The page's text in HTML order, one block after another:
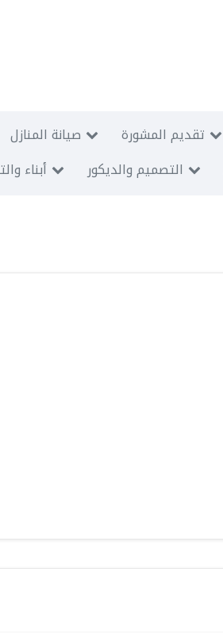
صيانة المنازل تقديم المشورة
أبناء التصميم والديكور